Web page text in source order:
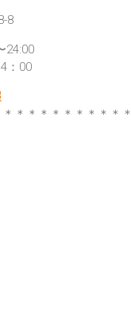
8
24:00
：00
＊＊＊＊＊＊＊＊＊＊